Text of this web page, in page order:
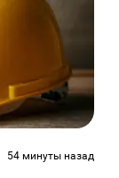
54 минуты назад